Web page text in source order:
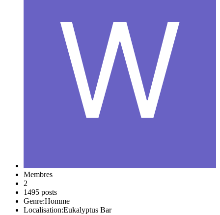
Membres
2
1495 posts
Genre:Homme
Localisation:Eukalyptus Bar